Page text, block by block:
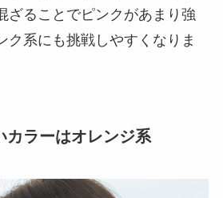
ざることでピンクがあまり強
ク系にも挑戦しやすくなりま
カラーはオレンジ系